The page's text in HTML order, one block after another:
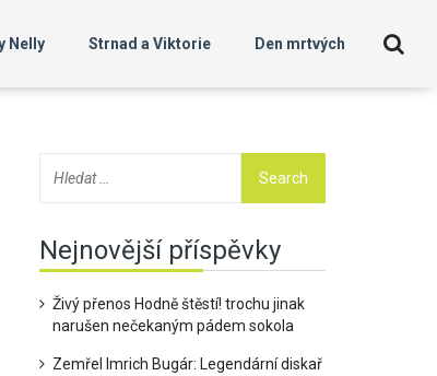
Nelly Strnad a Viktorie Den mrtvých
Nejnovější příspěvky
Živý přenos Hodně štěstí! trochu jinak
narušen nečekaným pádem sokola
Zemřel Imrich Bugár: Legendární diskař